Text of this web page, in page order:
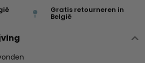
Gratis retourneren in
België